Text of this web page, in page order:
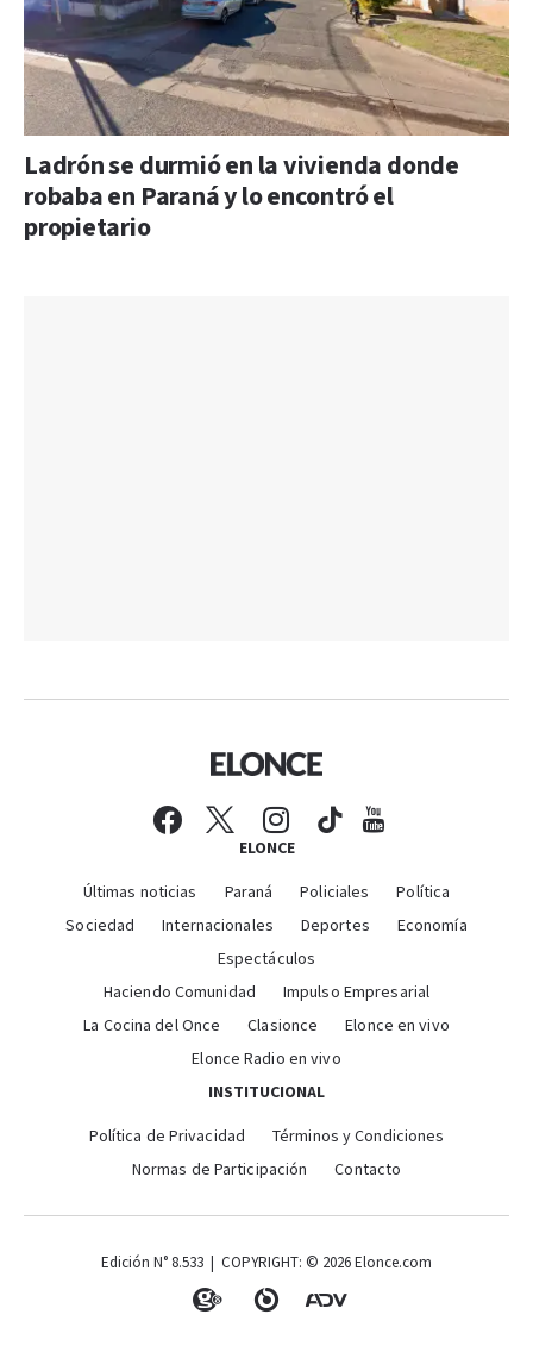
Ladrón se durmió en la vivienda donde
robaba en Paraná y lo encontró el
propietario
ELONCE
Últimas noticias Paraná Policiales
Política
Sociedad
Internacionales Deportes
Economía
Espectáculos
Haciendo Comunidad
Impulso Empresarial
La Cocina del Once
Clasionce
Elonce en vivo
Elonce Radio en vivo
INSTITUCIONAL
Política de Privacidad
Términos y Condiciones
Normas de Participación
Contacto
Edición N° 8.533 | COPYRIGHT: © 2026 Elonce.com